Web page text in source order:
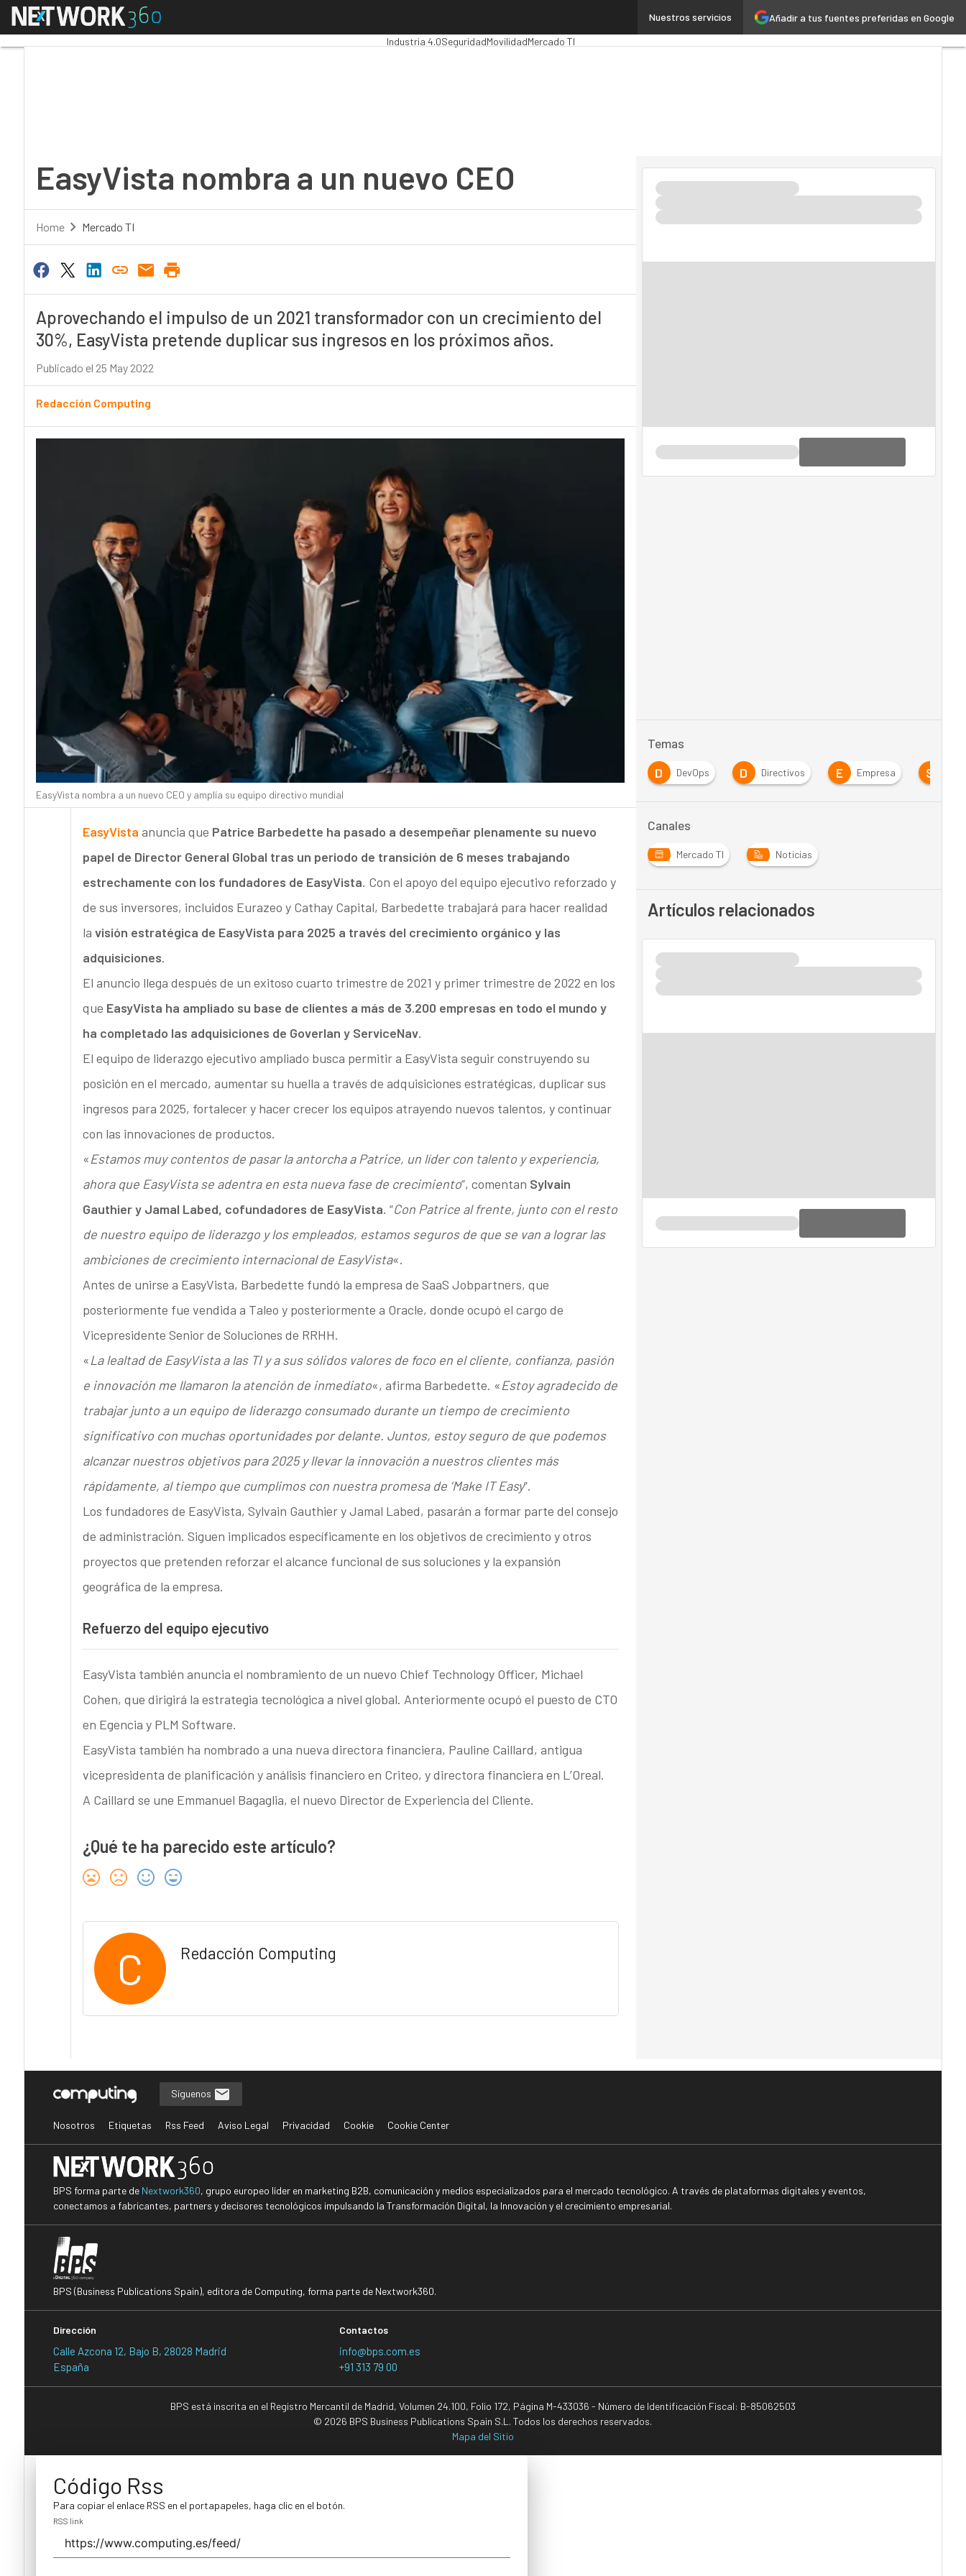
Añadir a tus fuentes preferidas en Google
Nuestros servicios
Menú MarTechCloudInteligencia Artificial
Industria 4.0SeguridadMovilidadMercado TI
EasyVista nombra a un nuevo CEO
Home Mercado TI
Aprovechando el impulso de un 2021 transformador con un crecimiento del
30%, EasyVista pretende duplicar sus ingresos en los próximos años.
Publicado el 25 May 2022
Redacción Computing
EasyVista nombra a un nuevo CEO y amplía su equipo directivo mundial
EasyVista anuncia que Patrice Barbedette ha pasado a desempeñar plenamente su nuevo
papel de Director General Global tras un periodo de transición de 6 meses trabajando
estrechamente con los fundadores de EasyVista. Con el apoyo del equipo ejecutivo reforzado y
de sus inversores, incluidos Eurazeo y Cathay Capital, Barbedette trabajará para hacer realidad
la visión estratégica de EasyVista para 2025 a través del crecimiento orgánico y las
adquisiciones.
El anuncio llega después de un exitoso cuarto trimestre de 2021 y primer trimestre de 2022 en los
que EasyVista ha ampliado su base de clientes a más de 3.200 empresas en todo el mundo y
ha completado las adquisiciones de Goverlan y ServiceNav.
El equipo de liderazgo ejecutivo ampliado busca permitir a EasyVista seguir construyendo su
posición en el mercado, aumentar su huella a través de adquisiciones estratégicas, duplicar sus
ingresos para 2025, fortalecer y hacer crecer los equipos atrayendo nuevos talentos, y continuar
con las innovaciones de productos.
«Estamos muy contentos de pasar la antorcha a Patrice, un líder con talento y experiencia,
ahora que EasyVista se adentra en esta nueva fase de crecimiento”, comentan Sylvain
Gauthier y Jamal Labed, cofundadores de EasyVista. “Con Patrice al frente, junto con el resto
de nuestro equipo de liderazgo y los empleados, estamos seguros de que se van a lograr las
ambiciones de crecimiento internacional de EasyVista«.
Antes de unirse a EasyVista, Barbedette fundó la empresa de SaaS Jobpartners, que
posteriormente fue vendida a Taleo y posteriormente a Oracle, donde ocupó el cargo de
Vicepresidente Senior de Soluciones de RRHH.
«La lealtad de EasyVista a las TI y a sus sólidos valores de foco en el cliente, confianza, pasión
e innovación me llamaron la atención de inmediato«, afirma Barbedette. «Estoy agradecido de
trabajar junto a un equipo de liderazgo consumado durante un tiempo de crecimiento
significativo con muchas oportunidades por delante. Juntos, estoy seguro de que podemos
alcanzar nuestros objetivos para 2025 y llevar la innovación a nuestros clientes más
rápidamente, al tiempo que cumplimos con nuestra promesa de ‘Make IT Easy”.
Los fundadores de EasyVista, Sylvain Gauthier y Jamal Labed, pasarán a formar parte del consejo
de administración. Siguen implicados específicamente en los objetivos de crecimiento y otros
proyectos que pretenden reforzar el alcance funcional de sus soluciones y la expansión
geográfica de la empresa.
Refuerzo del equipo ejecutivo
EasyVista también anuncia el nombramiento de un nuevo Chief Technology Officer, Michael
Cohen, que dirigirá la estrategia tecnológica a nivel global. Anteriormente ocupó el puesto de CTO
en Egencia y PLM Software.
EasyVista también ha nombrado a una nueva directora financiera, Pauline Caillard, antigua
vicepresidenta de planificación y análisis financiero en Criteo, y directora financiera en L’Oreal.
A Caillard se une Emmanuel Bagaglia, el nuevo Director de Experiencia del Cliente.
¿Qué te ha parecido este artículo?
C Redacción Computing
Temas
D DevOps D Directivos E Empresa S
Canales
Mercado TI Noticias
Artículos relacionados
Síguenos
Nosotros Etiquetas Rss Feed Aviso Legal Privacidad Cookie Cookie Center
BPS forma parte de Nextwork360, grupo europeo líder en marketing B2B, comunicación y medios especializados para el mercado tecnológico. A través de plataformas digitales y eventos,
conectamos a fabricantes, partners y decisores tecnológicos impulsando la Transformación Digital, la Innovación y el crecimiento empresarial.
BPS (Business Publications Spain), editora de Computing, forma parte de Nextwork360.
Dirección
Calle Azcona 12, Bajo B, 28028 Madrid
España
Contactos
info@bps.com.es
+91 313 79 00
BPS está inscrita en el Registro Mercantil de Madrid, Volumen 24.100, Folio 172, Página M-433036 - Número de Identificación Fiscal: B-85062503
© 2026 BPS Business Publications Spain S.L. Todos los derechos reservados.
Mapa del Sitio
Código Rss
Para copiar el enlace RSS en el portapapeles, haga clic en el botón.
RSS link